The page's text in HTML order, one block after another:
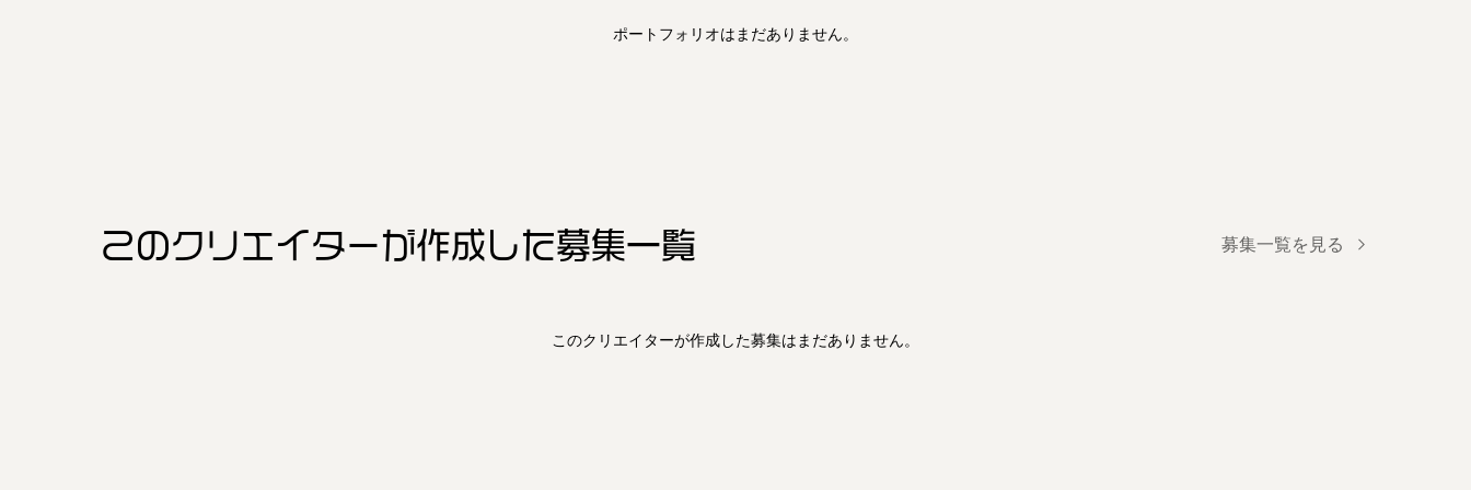
ポートフォリオはまだありません。
このクリエイターが作成した募集一覧 募集一覧を見る
このクリエイターが作成した募集はまだありません。